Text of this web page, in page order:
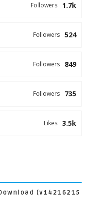
1.7k
Followers
524
Followers
849
Followers
735
Followers
3.5k
Likes
(v14216215